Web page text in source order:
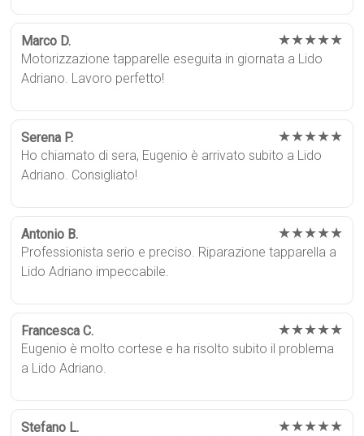
Marco D. ★★★★★
Motorizzazione tapparelle eseguita in giornata a Lido
Adriano. Lavoro perfetto!
Serena P. ★★★★★
Ho chiamato di sera, Eugenio è arrivato subito a Lido
Adriano. Consigliato!
Antonio B. ★★★★★
Professionista serio e preciso. Riparazione tapparella a
Lido Adriano impeccabile.
Francesca C. ★★★★★
Eugenio è molto cortese e ha risolto subito il problema
a Lido Adriano.
Stefano L. ★★★★★